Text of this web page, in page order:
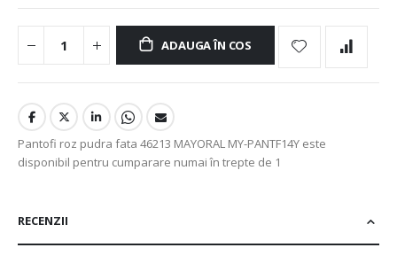
ADAUGA ÎN COS
Pantofi roz pudra fata 46213 MAYORAL MY-PANTF14Y este
disponibil pentru cumparare numai în trepte de 1
RECENZII